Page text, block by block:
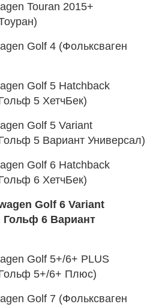
Touran 2015+
Golf 4 (Фольксваген
Golf 5 Hatchback
5 ХетчБек)
Golf 5 Variant
5 Вариант Универсал)
Golf 6 Hatchback
6 ХетчБек)
Golf 6 Variant
Гольф 6 Вариант
Golf 5+/6+ PLUS
5+/6+ Плюс)
Golf 7 (Фольксваген